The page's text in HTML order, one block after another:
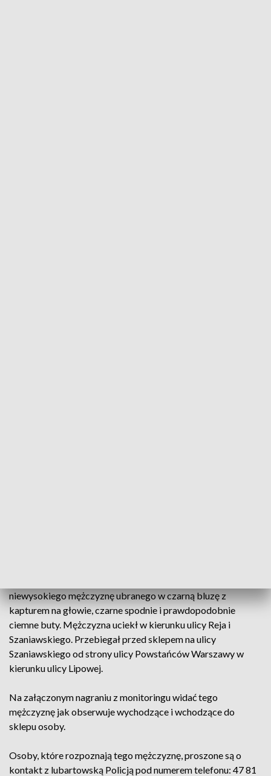
niewysokiego mężczyznę ubranego w czarną bluzę z
kapturem na głowie, czarne spodnie i prawdopodobnie
ciemne buty. Mężczyzna uciekł w kierunku ulicy Reja i
Szaniawskiego. Przebiegał przed sklepem na ulicy
Szaniawskiego od strony ulicy Powstańców Warszawy w
kierunku ulicy Lipowej.
Na załączonym nagraniu z monitoringu widać tego
mężczyznę jak obserwuje wychodzące i wchodzące do
sklepu osoby.
Osoby, które rozpoznają tego mężczyznę, proszone są o
kontakt z lubartowską Policją pod numerem telefonu: 47 81